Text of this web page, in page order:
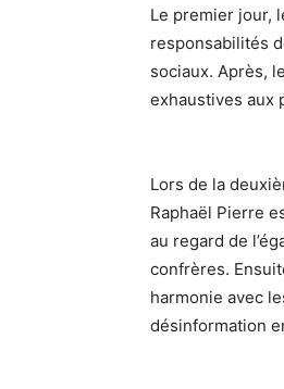
Le premier jour,
responsabilités
sociaux. Après,
exhaustives aux
Lors de la
Raphaël Pierre
au regard de
confrères.
harmonie avec
désinformation